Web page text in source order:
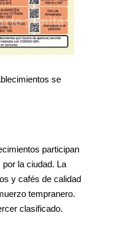
se
participan
la ciudad. La
y cafés de calidad
tempranero.
clasificado.